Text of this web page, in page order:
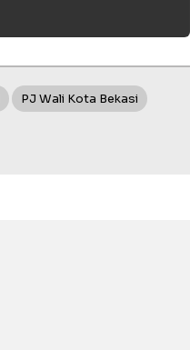
PJ Wali Kota Bekasi